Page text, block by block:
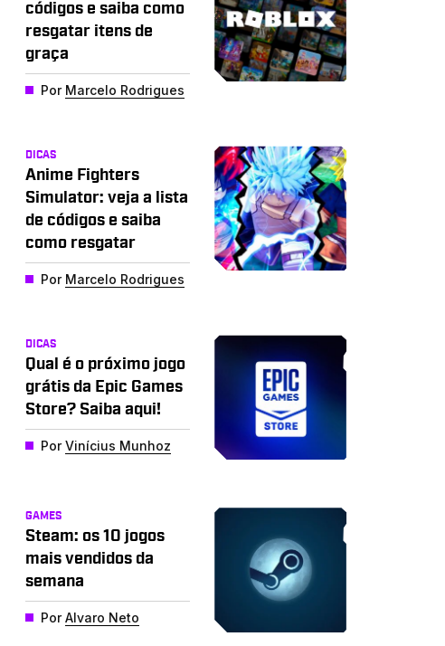
códigos e saiba como
resgatar itens de
graça
Por Marcelo Rodrigues
DICAS
Anime Fighters
Simulator: veja a lista
de códigos e saiba
como resgatar
Por Marcelo Rodrigues
DICAS
Qual é o próximo jogo
grátis da Epic Games
Store? Saiba aqui!
PorVinícius Munhoz
GAMES
Steam: os 10 jogos
mais vendidos da
semana
PorAlvaro Neto